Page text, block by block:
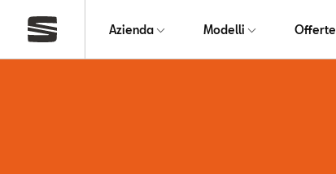
Azienda Modelli Offerte